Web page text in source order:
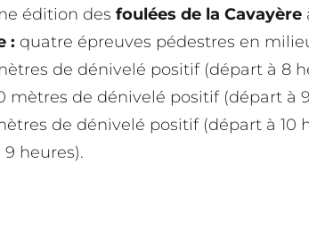
édition des foulées de la Cavayère
: quatre épreuves pédestres en
de dénivelé positif (départ à 8
mètres de dénivelé positif (départ à
de dénivelé positif (départ à 10
heures).